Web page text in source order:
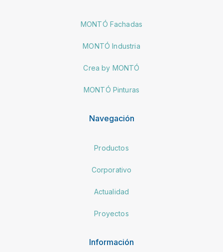
MONTÓ Fachadas
MONTÓ Industria
Crea by MONTÓ
MONTÓ Pinturas
Navegación
Productos
Corporativo
Actualidad
Proyectos
Información